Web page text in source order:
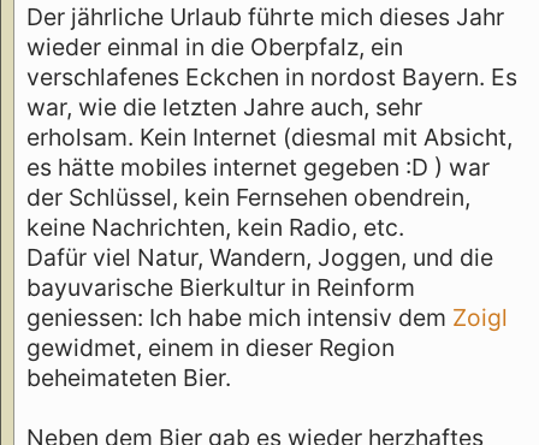
Der jährliche Urlaub führte mich dieses Jahr
wieder einmal in die Oberpfalz, ein
verschlafenes Eckchen in nordost Bayern. Es
war, wie die letzten Jahre auch, sehr
erholsam. Kein Internet (diesmal mit Absicht,
es hätte mobiles internet gegeben :D ) war
der Schlüssel, kein Fernsehen obendrein,
keine Nachrichten, kein Radio, etc.
Dafür viel Natur, Wandern, Joggen, und die
bayuvarische Bierkultur in Reinform
geniessen: Ich habe mich intensiv dem Zoigl
gewidmet, einem in dieser Region
beheimateten Bier.
Neben dem Bier gab es wieder herzhaftes